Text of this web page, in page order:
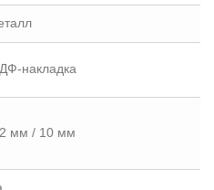
накладка
мм / 10 мм